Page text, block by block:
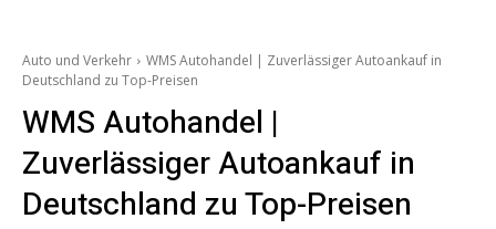
Auto und Verkehr
WMS Autohandel | Zuverlässiger Autoankauf in
Deutschland zu Top-Preisen
WMS Autohandel |
Zuverlässiger Autoankauf in
Deutschland zu Top-Preisen